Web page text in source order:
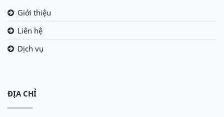
Giới thiệu
Liên hệ
Dịch vụ
ĐỊA CHỈ